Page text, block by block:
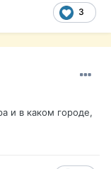
3
и в каком городе,